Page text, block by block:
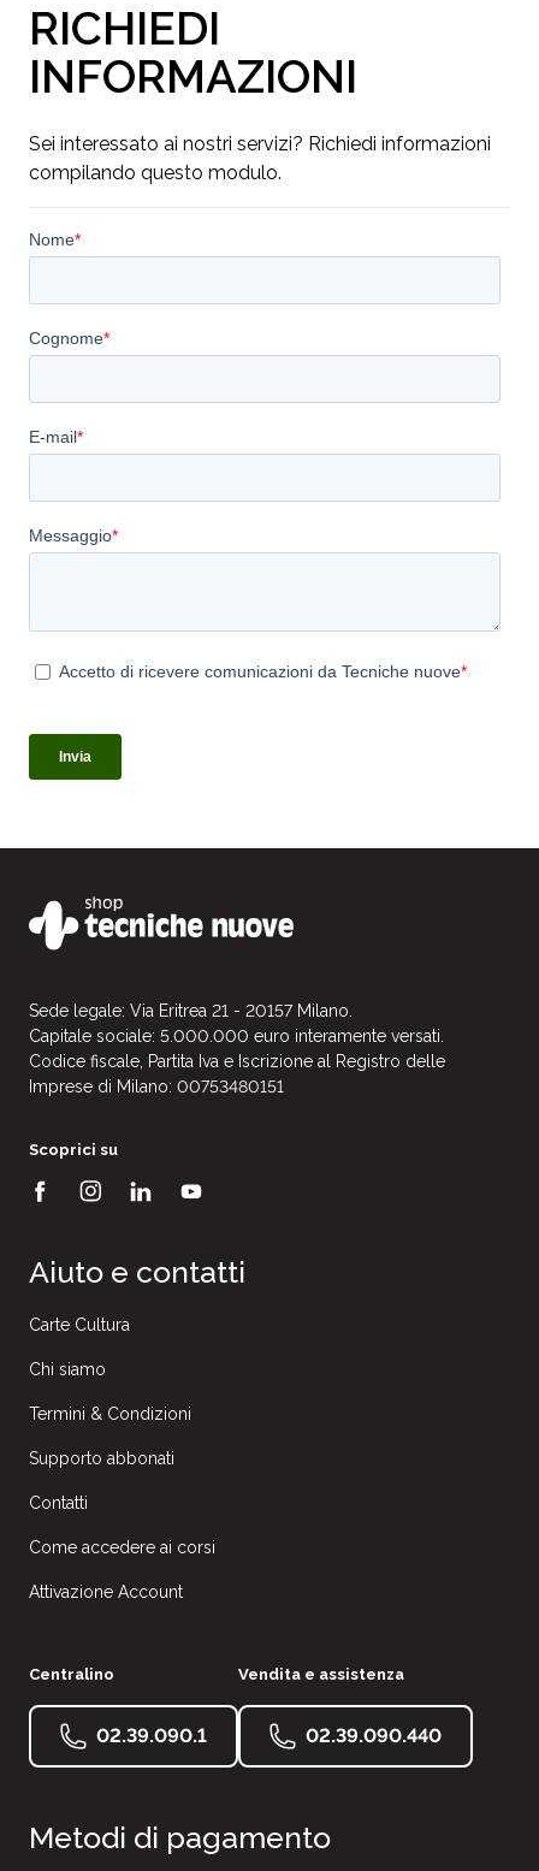
RICHIEDI
INFORMAZIONI
Sei interessato ai nostri servizi? Richiedi informazioni
compilando questo modulo.
Sede legale: Via Eritrea 21 - 20157 Milano.
Capitale sociale: 5.000.000 euro interamente versati.
Codice fiscale, Partita Iva e Iscrizione al Registro delle
Imprese di Milano: 00753480151
Scoprici su
Aiuto e contatti
Carte Cultura
Chi siamo
Termini & Condizioni
Supporto abbonati
Contatti
Come accedere ai corsi
Attivazione Account
Centralino
02.39.090.1
Vendita e assistenza
02.39.090.440
Metodi di pagamento